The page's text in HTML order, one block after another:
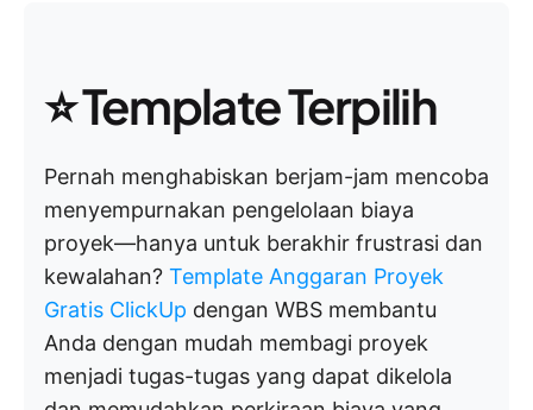
⭐Template Terpilih
Pernah menghabiskan berjam-jam mencoba
menyempurnakan pengelolaan biaya
proyek—hanya untuk berakhir frustrasi dan
kewalahan? Template Anggaran Proyek
Gratis ClickUp dengan WBS membantu
Anda dengan mudah membagi proyek
menjadi tugas-tugas yang dapat dikelola